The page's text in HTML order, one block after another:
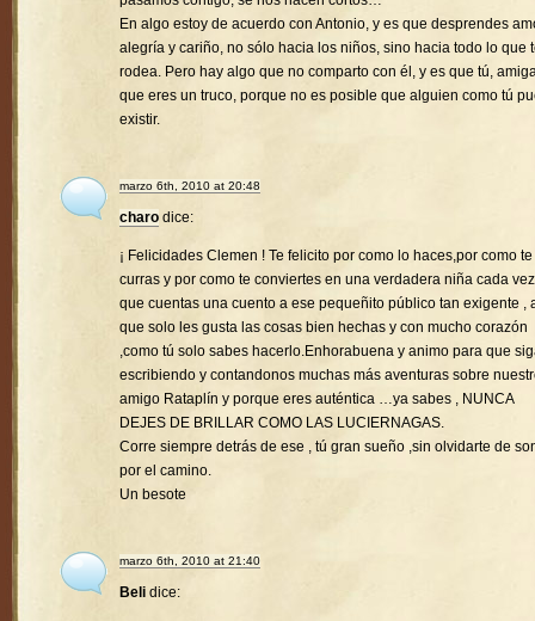
En algo estoy de acuerdo con Antonio, y es que desprendes
alegría y cariño, no sólo hacia los niños, sino hacia todo lo que
rodea. Pero hay algo que no comparto con él, y es que tú,
que eres un truco, porque no es posible que alguien como tú
existir.
marzo 6th, 2010 at 20:48
charo dice:
¡ Felicidades Clemen ! Te felicito por como lo haces,por como
curras y por como te conviertes en una verdadera niña cada vez
que cuentas una cuento a ese pequeñito público tan exigente ,
que solo les gusta las cosas bien hechas y con mucho corazón
,como tú solo sabes hacerlo.Enhorabuena y animo para que
escribiendo y contandonos muchas más aventuras sobre
amigo Rataplín y porque eres auténtica …ya sabes , NUNCA
DEJES DE BRILLAR COMO LAS LUCIERNAGAS.
Corre siempre detrás de ese , tú gran sueño ,sin olvidarte de
por el camino.
Un besote
marzo 6th, 2010 at 21:40
Beli dice: